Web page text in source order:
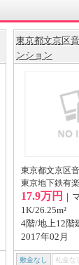
東京都文京区
ンション
東京都文京区
17.9万円 ｜
1K/26.25m²
4階/地上12階
2017年02月
敷金なし 礼金なし